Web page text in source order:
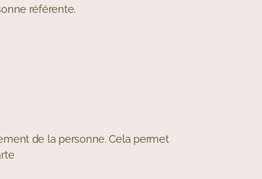
référente.
de la personne. Cela permet